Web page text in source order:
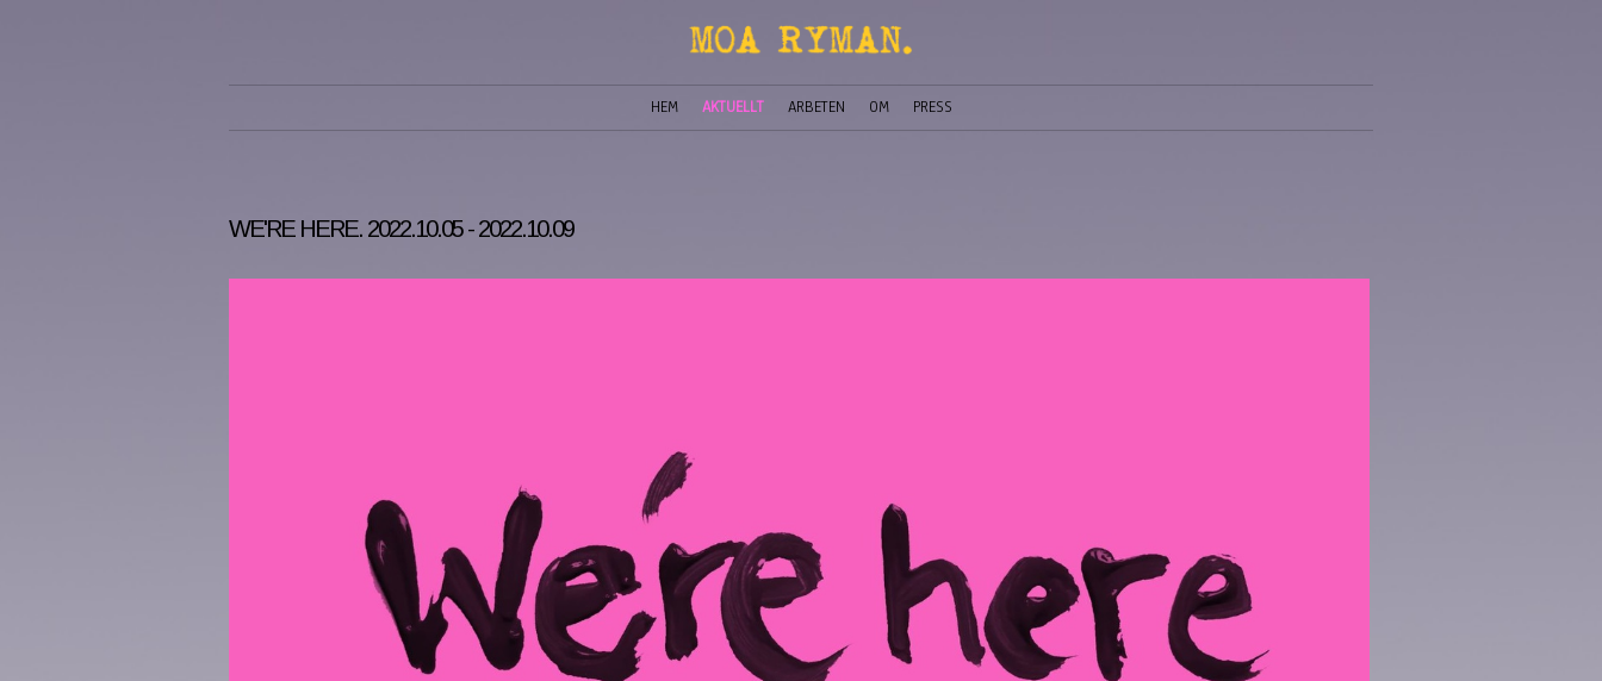
HEM AKTUELLT ARBETEN OM PRESS
WE'RE HERE. 2022.10.05 - 2022.10.09